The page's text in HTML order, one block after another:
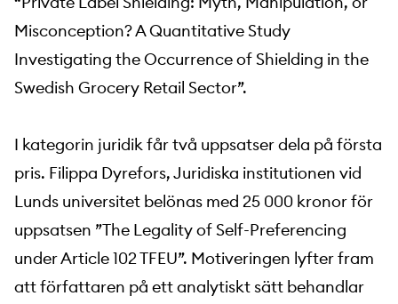
Misconception? A Quantitative Study
Investigating the Occurrence of Shielding in the
Swedish Grocery Retail Sector”.
I kategorin juridik får två uppsatser dela på första
pris. Filippa Dyrefors, Juridiska institutionen vid
Lunds universitet belönas med 25 000 kronor för
uppsatsen ”The Legality of Self-Preferencing
under Article 102 TFEU”. Motiveringen lyfter fram
att författaren på ett analytiskt sätt behandlar